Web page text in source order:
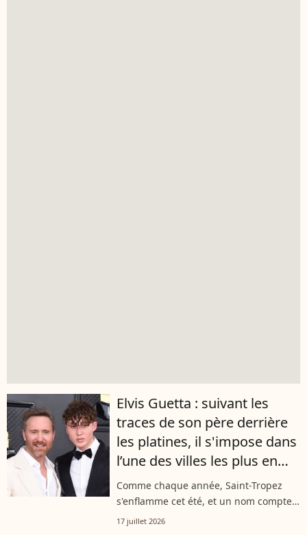
Elvis Guetta : suivant les
traces de son père derrière
les platines, il s'impose dans
l’une des villes les plus en
vogue de l’été
Comme chaque année, Saint-Tropez
s'enflamme cet été, et un nom compte
bien briller sur les platines. Celui
17 juillet 2026